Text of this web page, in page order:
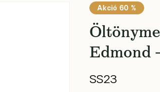
Akció 60 %
Edmond
SS23